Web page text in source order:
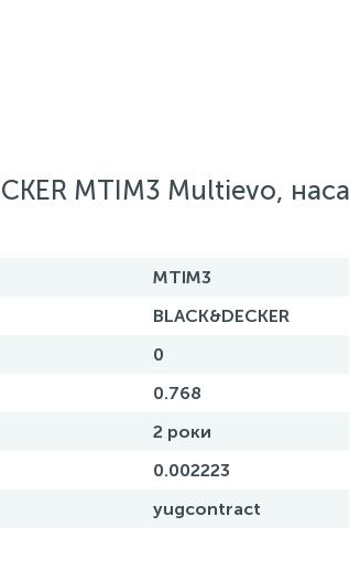
MTIM3 Multievo,
MTIM3
BLACK&DECKER
0
0.768
2 роки
0.002223
yugcontract